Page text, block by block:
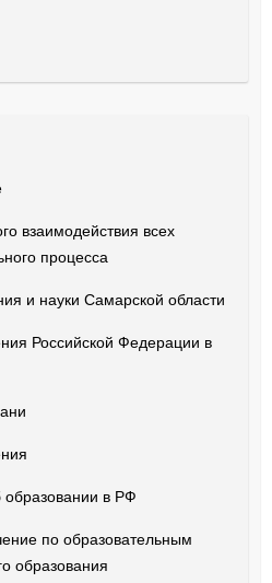
взаимодействия всех
процесса
и науки Самарской области
Российской Федерации в
в РФ
по образовательным
образования